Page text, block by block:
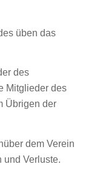
üben das
des
Mitglieder des
Übrigen der
dem Verein
und Verluste.